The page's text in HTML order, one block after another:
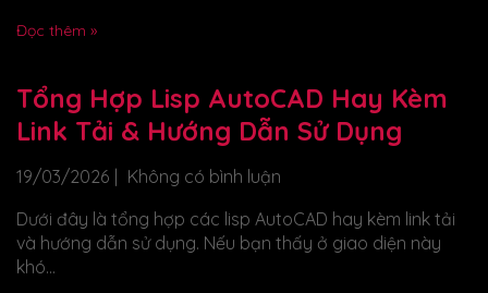
Đọc thêm »
Tổng Hợp Lisp AutoCAD Hay Kèm
Link Tải & Hướng Dẫn Sử Dụng
19/03/2026
Không có bình luận
Dưới đây là tổng hợp các lisp AutoCAD hay kèm link tải
và hướng dẫn sử dụng. Nếu bạn thấy ở giao diện này
khó...